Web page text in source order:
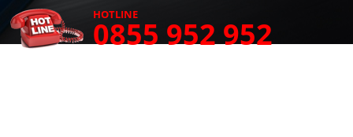
HOTLINE
0855 952 952